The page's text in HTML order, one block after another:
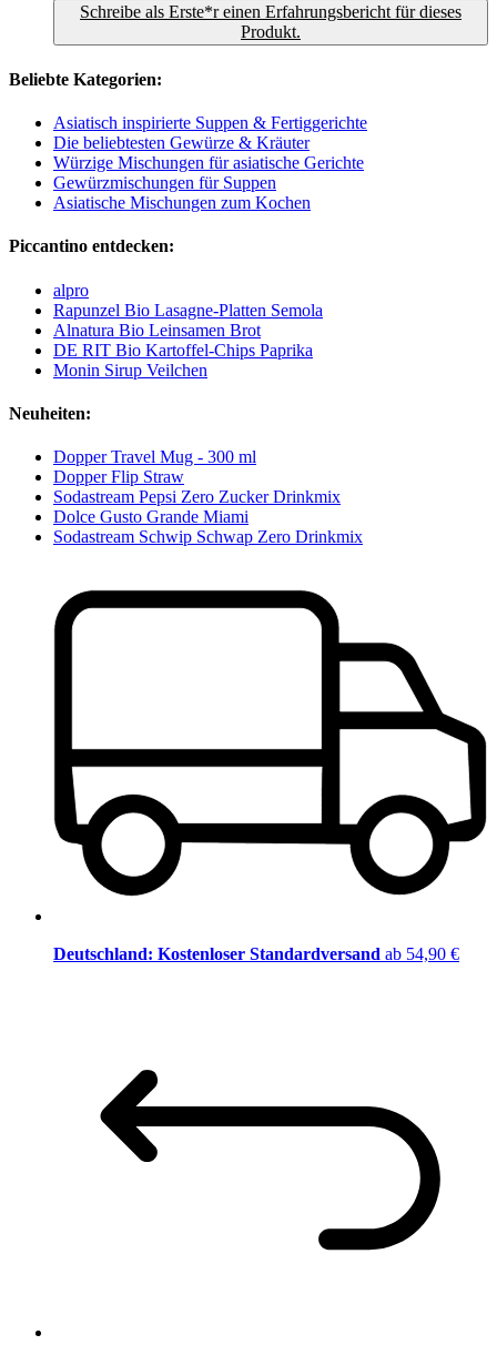
Schreibe als Erste*r einen Erfahrungsbericht für dieses
Produkt.
Beliebte Kategorien:
Asiatisch inspirierte Suppen & Fertiggerichte
Die beliebtesten Gewürze & Kräuter
Würzige Mischungen für asiatische Gerichte
Gewürzmischungen für Suppen
Asiatische Mischungen zum Kochen
Piccantino entdecken:
alpro
Rapunzel Bio Lasagne-Platten Semola
Alnatura Bio Leinsamen Brot
DE RIT Bio Kartoffel-Chips Paprika
Monin Sirup Veilchen
Neuheiten:
Dopper Travel Mug - 300 ml
Dopper Flip Straw
Sodastream Pepsi Zero Zucker Drinkmix
Dolce Gusto Grande Miami
Sodastream Schwip Schwap Zero Drinkmix
Deutschland: Kostenloser Standardversand ab 54,90 €